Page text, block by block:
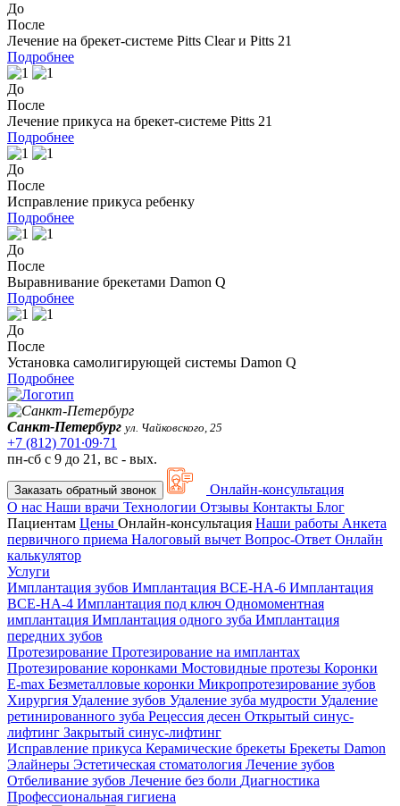
До
После
Лечение на брекет-системе Pitts Clear и Pitts 21
Подробнее
До
После
Лечение прикуса на брекет-системе Pitts 21
Подробнее
До
После
Исправление прикуса ребенку
Подробнее
До
После
Выравнивание брекетами Damon Q
Подробнее
До
После
Установка самолигирующей системы Damon Q
Подробнее
Санкт-Петербург ул. Чайковского, 25
+7 (812) 701∙09∙71
пн-сб с 9 до 21, вс - вых.
Заказать обратный звонок
Онлайн-консультация
О нас Наши врачи Технологии Отзывы Контакты Блог
Пациентам Цены Онлайн-консультация Наши работы Анкета
первичного приема Налоговый вычет Вопрос-Ответ Онлайн
калькулятор
Услуги
Имплантация зубов Имплантация ВСЕ-НА-6 Имплантация
ВСЕ-НА-4 Имплантация под ключ Одномоментная
имплантация Имплантация одного зуба Имплантация
передних зубов
Протезирование Протезирование на имплантах
Протезирование коронками Мостовидные протезы Коронки
E-max Безметалловые коронки Микропротезирование зубов
Хирургия Удаление зубов Удаление зуба мудрости Удаление
ретинированного зуба Рецессия десен Открытый синус-
лифтинг Закрытый синус-лифтинг
Исправление прикуса Керамические брекеты Брекеты Damon
Элайнеры Эстетическая стоматология Лечение зубов
Отбеливание зубов Лечение без боли Диагностика
Профессиональная гигиена